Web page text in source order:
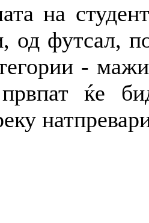
на
од футсал,
-
ќе